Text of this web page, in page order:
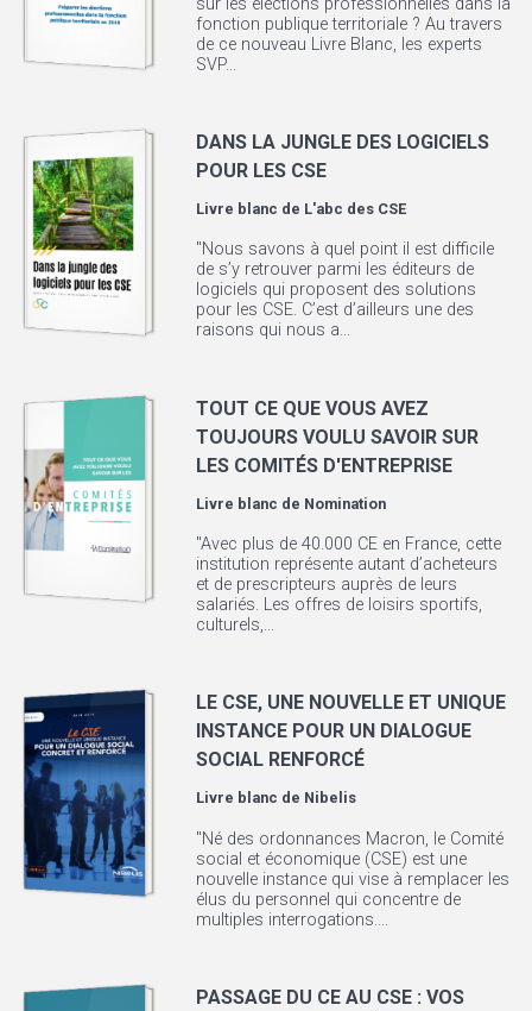
fonction publique territoriale ? Au travers
de ce nouveau Livre Blanc, les experts
SVP...
DANS LA JUNGLE DES LOGICIELS
POUR LES CSE
Livre blanc de L'abc des CSE
"Nous savons à quel point il est difficile
de s’y retrouver parmi les éditeurs de
logiciels qui proposent des solutions
pour les CSE. C’est d’ailleurs une des
raisons qui nous a...
TOUT CE QUE VOUS AVEZ
TOUJOURS VOULU SAVOIR SUR
LES COMITÉS D'ENTREPRISE
Livre blanc de Nomination
"Avec plus de 40.000 CE en France, cette
institution représente autant d’acheteurs
et de prescripteurs auprès de leurs
salariés. Les offres de loisirs sportifs,
culturels,...
LE CSE, UNE NOUVELLE ET UNIQUE
INSTANCE POUR UN DIALOGUE
SOCIAL RENFORCÉ
Livre blanc de Nibelis
"Né des ordonnances Macron, le Comité
social et économique (CSE) est une
nouvelle instance qui vise à remplacer les
élus du personnel qui concentre de
multiples interrogations....
PASSAGE DU CE AU CSE : VOS